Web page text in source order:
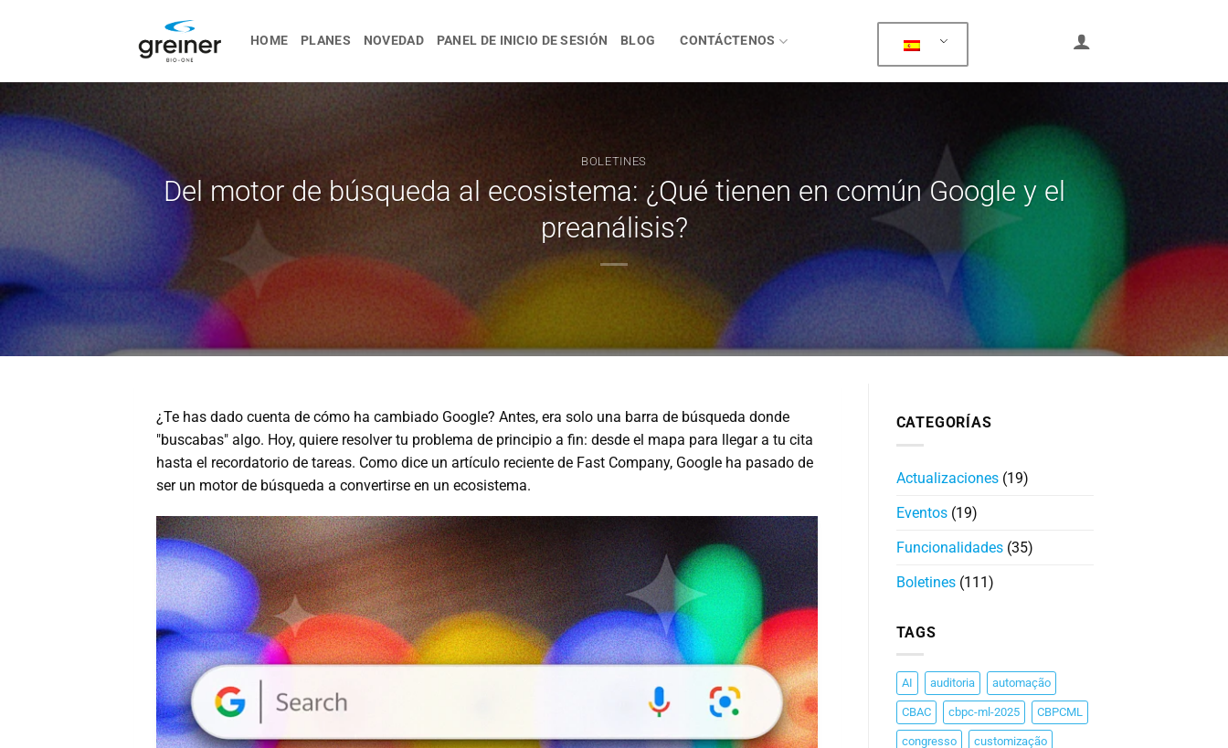
HOME PLANES NOVEDAD PANEL DE INICIO DE SESIÓN BLOG CONTÁCTENOS
BOLETINES
Del motor de búsqueda al ecosistema: ¿Qué tienen en común Google y el
preanálisis?
¿Te has dado cuenta de cómo ha cambiado Google? Antes, era solo una barra de búsqueda donde
"buscabas" algo. Hoy, quiere resolver tu problema de principio a fin: desde el mapa para llegar a tu cita
hasta el recordatorio de tareas. Como dice un artículo reciente de Fast Company, Google ha pasado de
ser un motor de búsqueda a convertirse en un ecosistema.
CATEGORÍAS
Actualizaciones(19)
Eventos(19)
Funcionalidades(35)
Boletines(111)
TAGS
AI auditoria automação
CBAC cbpc-ml-2025 CBPCML
congresso customização